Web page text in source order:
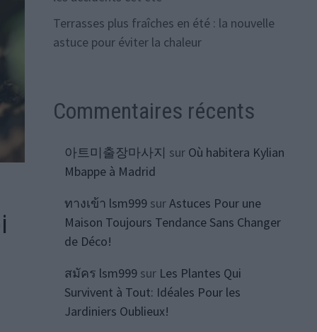
Terrasses plus fraîches en été : la nouvelle
astuce pour éviter la chaleur
Commentaires récents
아트미출장마사지 sur Où habitera Kylian
Mbappe à Madrid
ทางเข้า lsm999surAstuces Pour une
Maison Toujours Tendance Sans Changer
de Déco!
สมัคร lsm999sur Les Plantes Qui
Survivent à Tout: Idéales Pour les
Jardiniers Oublieux!